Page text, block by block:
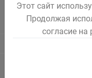
участках, находящихся в
собственности, на
Финансовая поддержка
Этот сайт
Продолжая
согласие